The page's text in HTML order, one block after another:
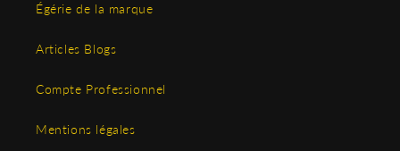
Égérie de la marque
Articles Blogs
Compte Professionnel
Mentions légales